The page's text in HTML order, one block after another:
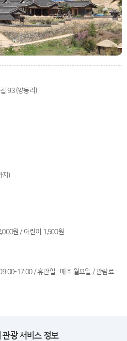
93 (양동리)
지)
원 / 어린이 1,500원
17:00 / 휴관일 : 매주 월요일 / 관람료 :
관광 서비스 정보